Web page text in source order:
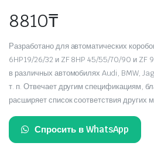
8810₸
Разработано для автоматических
6HP19/26/32 и ZF 8HP 45/55/70/90 и ZF
в различных автомобилях Audi, BMW,
т. п. Отвечает другим спецификациям,
расширяет список соответствия других
Спросить в WhatsApp